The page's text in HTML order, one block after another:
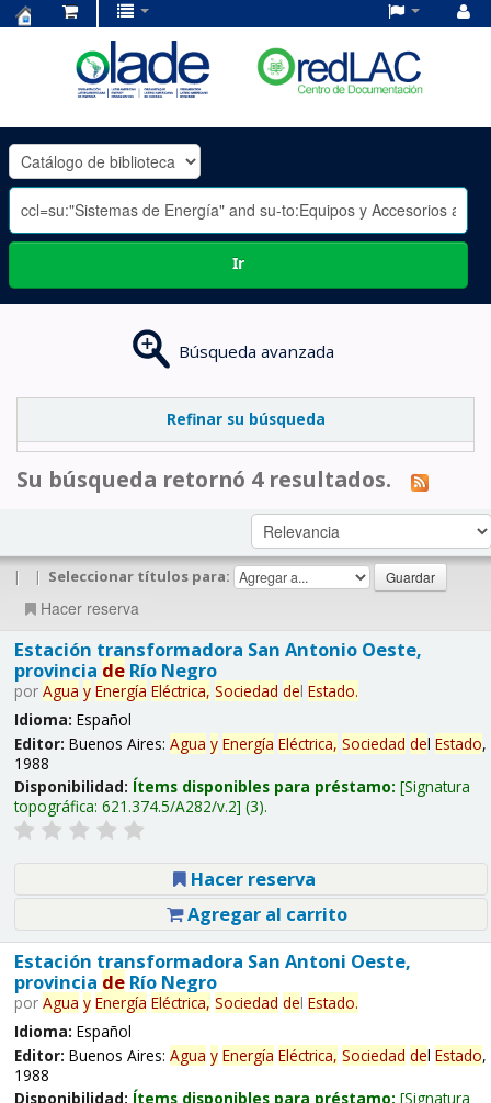
OLADE
-
Ir
Búsqueda avanzada
Refinar su búsqueda
Su búsqueda retornó 4 resultados.
| | Seleccionar títulos para:
Hacer reserva
Estación transformadora San Antonio Oeste,
provincia deRío Negro
por Agua y Energía Eléctrica, Sociedad del Estado.
Idioma: Español
Editor: Buenos Aires: Agua y Energía Eléctrica, Sociedad del Estado,
1988
Disponibilidad: Ítems disponibles para préstamo: Signatura
topográfica: 621.374.5/A282/v.2 (3).
Hacer reserva
Agregar al carrito
Estación transformadora San Antoni Oeste,
provincia deRío Negro
por Agua y Energía Eléctrica, Sociedad del Estado.
Idioma: Español
Editor: Buenos Aires: Agua y Energía Eléctrica, Sociedad del Estado,
1988
Disponibilidad: Ítems disponibles para préstamo: Signatura